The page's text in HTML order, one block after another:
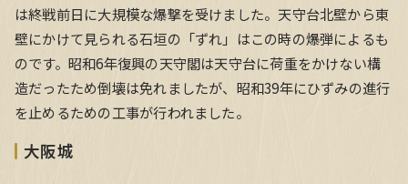
は終戦前日に大規模な爆撃を受けました。天守台北壁から東
壁にかけて見られる石垣の「ずれ」はこの時の爆弾によるも
のです。昭和6年復興の天守閣は天守台に荷重をかけない構
造だったため倒壊は免れましたが、昭和39年にひずみの進行
を止めるための工事が行われました。
大阪城